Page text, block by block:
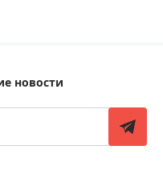
новости